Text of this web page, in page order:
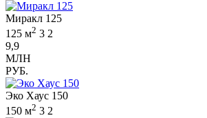
Миракл 125
125 м2 3 2
9,9
МЛН
РУБ.
Эко Хаус 150
150 м2 3 2